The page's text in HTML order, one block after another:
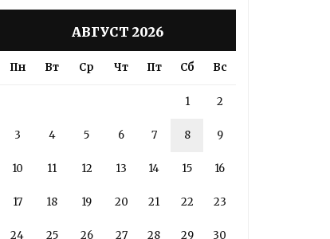
АВГУСТ 2026
Пн Вт Ср Чт Пт Сб Вс
1 2
3 4 5 6 7 8 9
10 11 12 13 14 15 16
17 18 19 20 21 22 23
24 25 26 27 28 29 30